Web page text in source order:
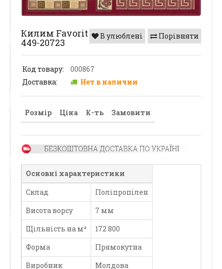
Порівняти
В улюблені
Килим Favorit
449-20723
Код товару:
000867
Доставка:
Нет в наличии
Розмір Ціна К-ть Замовити
Основні характеристики
Склад
Поліпропілен
Висота ворсу
7 мм
Щільність на м²
172 800
Форма
Прямокутна
Виробник
Молдова